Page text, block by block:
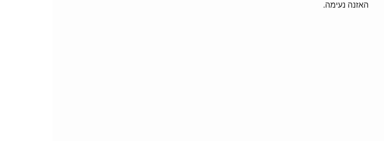
האזנה נעימה.